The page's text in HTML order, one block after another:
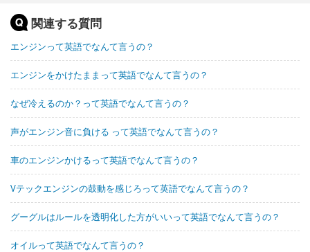
関連する質問
エンジンって英語でなんて言うの？
エンジンをかけたままって英語でなんて言うの？
なぜ冷えるのか？って英語でなんて言うの？
声がエンジン音に負ける って英語でなんて言うの？
車のエンジンかけるって英語でなんて言うの？
Vテックエンジンの鼓動を感じろって英語でなんて言うの？
グーグルはルールを透明化した方がいいって英語でなんて言うの？
オイルって英語でなんて言うの？